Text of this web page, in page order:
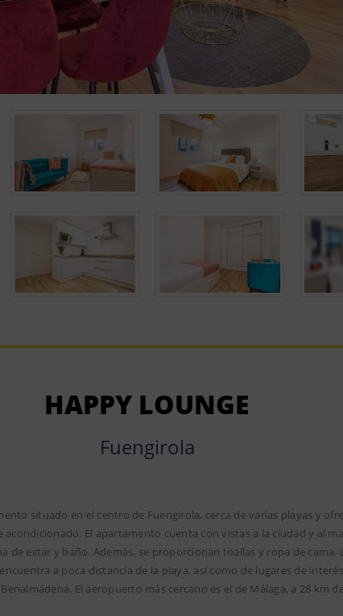
HAPPY LOUNGE
Fuengirola
situado en el centro de Fuengirola, cerca de varias playas y
acondicionado. El apartamento cuenta con vistas a la ciudad y al
de estar y baño. Además, se proporcionan toallas y ropa de cama.
a poca distancia de la playa, así como de lugares de
El aeropuerto más cercano es el de Málaga, a 28 km